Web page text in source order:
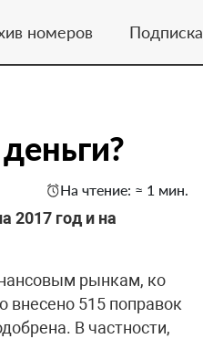
номеров Подписка
На чтение: ≈ 1 мин.
2017 год и на
рынкам, ко
внесено 515 поправок
В частности,